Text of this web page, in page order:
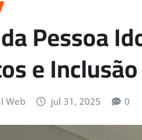
Pessoa
e
Web jul 31, 2025 0